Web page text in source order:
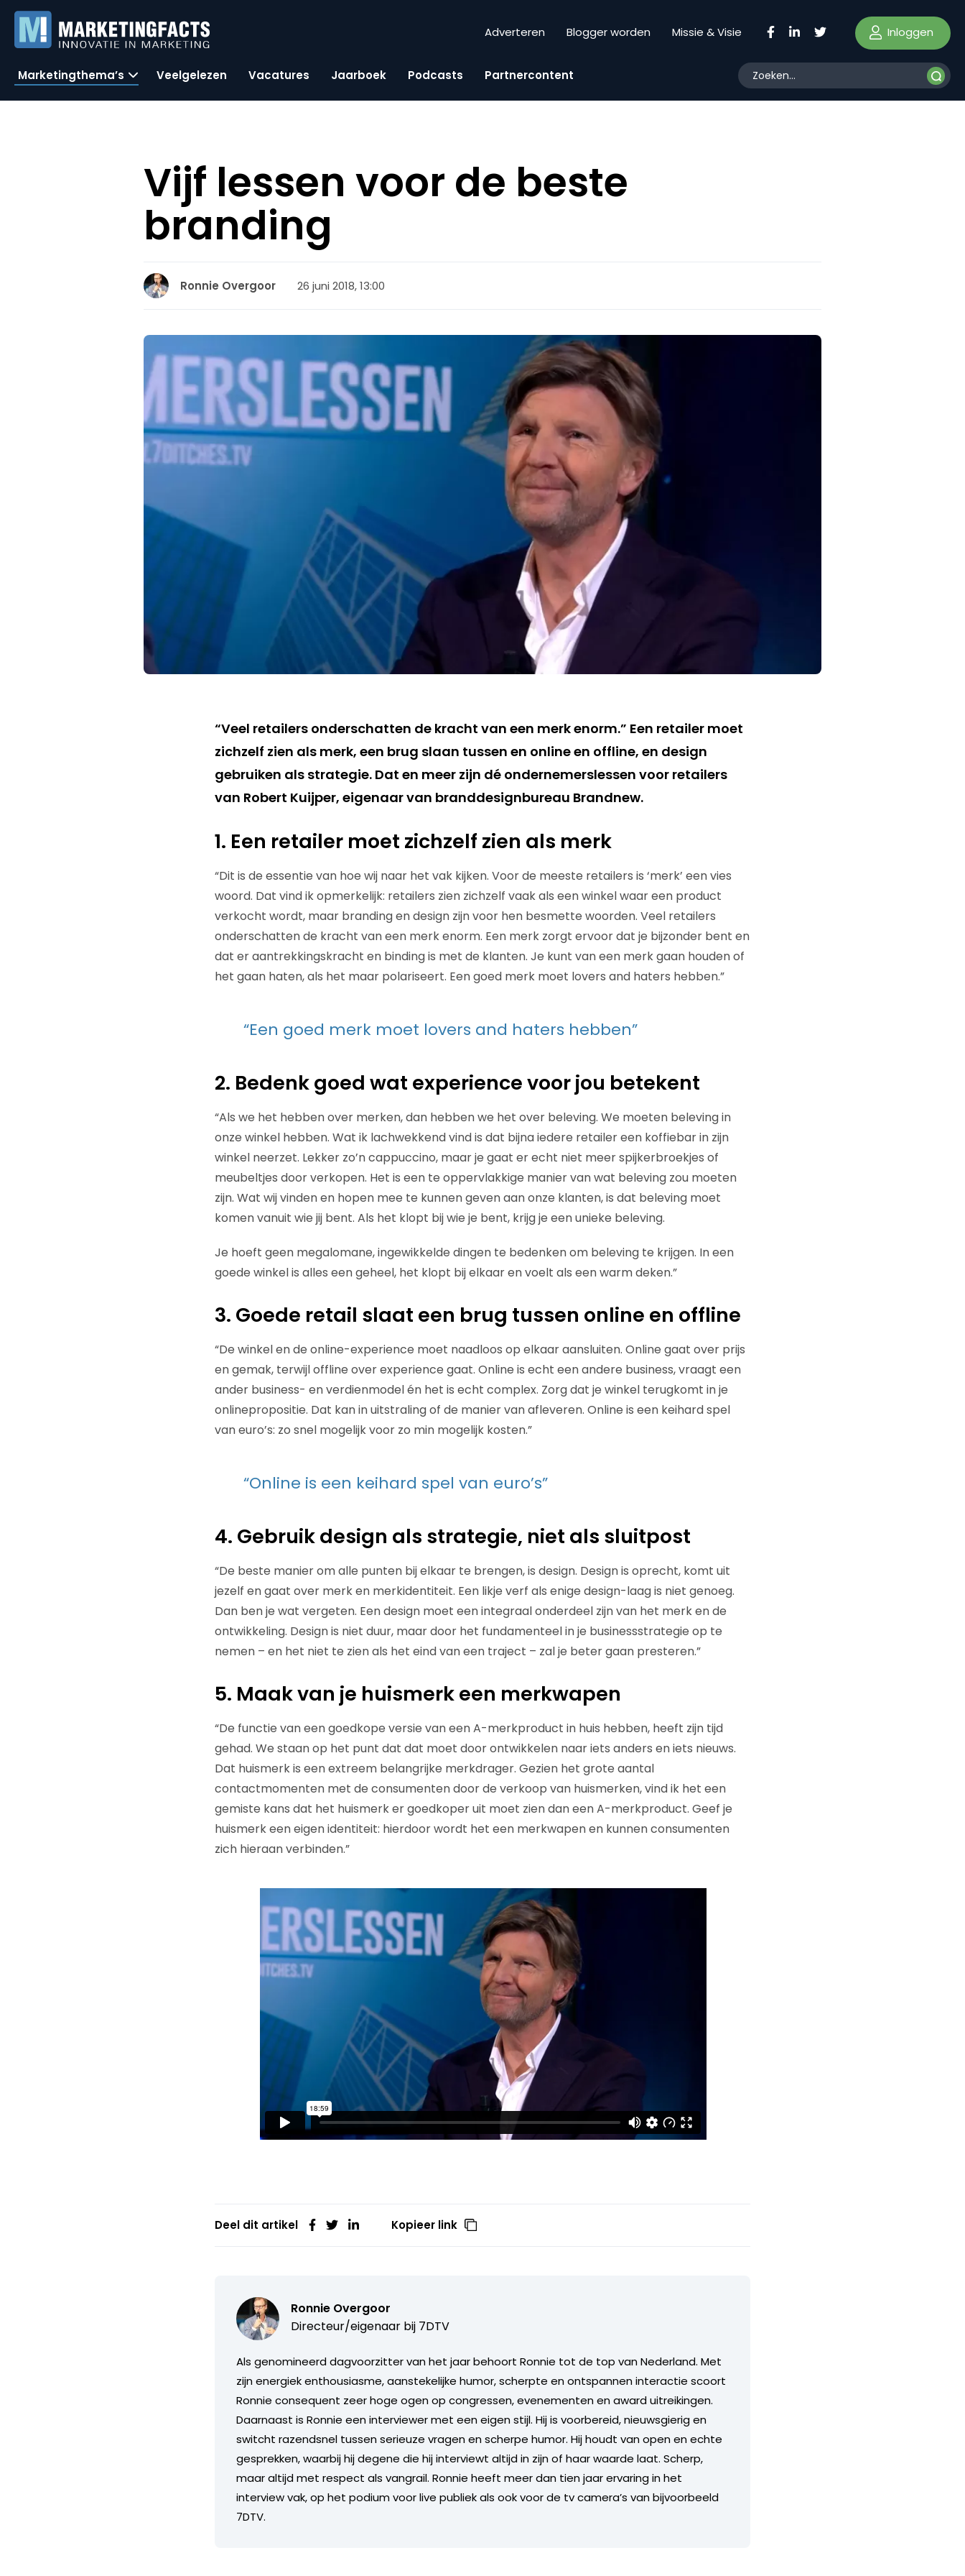
Adverteren Blogger worden Missie & Visie Inloggen
Marketingthema’s Veelgelezen Vacatures Jaarboek Podcasts Partnercontent
Vijf lessen voor de beste
branding
Ronnie Overgoor 26 juni 2018, 13:00
“Veel retailers onderschatten de kracht van een merk enorm.” Een retailer moet
zichzelf zien als merk, een brug slaan tussen en online en offline, en design
gebruiken als strategie. Dat en meer zijn dé ondernemerslessen voor retailers
van Robert Kuijper, eigenaar van branddesignbureau Brandnew.
1. Een retailer moet zichzelf zien als merk
“Dit is de essentie van hoe wij naar het vak kijken. Voor de meeste retailers is ‘merk’ een vies
woord. Dat vind ik opmerkelijk: retailers zien zichzelf vaak als een winkel waar een product
verkocht wordt, maar branding en design zijn voor hen besmette woorden. Veel retailers
onderschatten de kracht van een merk enorm. Een merk zorgt ervoor dat je bijzonder bent en
dat er aantrekkingskracht en binding is met de klanten. Je kunt van een merk gaan houden of
het gaan haten, als het maar polariseert. Een goed merk moet lovers and haters hebben.”
“Een goed merk moet lovers and haters hebben”
2. Bedenk goed wat experience voor jou betekent
“Als we het hebben over merken, dan hebben we het over beleving. We moeten beleving in
onze winkel hebben. Wat ik lachwekkend vind is dat bijna iedere retailer een koffiebar in zijn
winkel neerzet. Lekker zo’n cappuccino, maar je gaat er echt niet meer spijkerbroekjes of
meubeltjes door verkopen. Het is een te oppervlakkige manier van wat beleving zou moeten
zijn. Wat wij vinden en hopen mee te kunnen geven aan onze klanten, is dat beleving moet
komen vanuit wie jij bent. Als het klopt bij wie je bent, krijg je een unieke beleving.
Je hoeft geen megalomane, ingewikkelde dingen te bedenken om beleving te krijgen. In een
goede winkel is alles een geheel, het klopt bij elkaar en voelt als een warm deken.”
3. Goede retail slaat een brug tussen online en offline
“De winkel en de online-experience moet naadloos op elkaar aansluiten. Online gaat over prijs
en gemak, terwijl offline over experience gaat. Online is echt een andere business, vraagt een
ander business- en verdienmodel én het is echt complex. Zorg dat je winkel terugkomt in je
onlinepropositie. Dat kan in uitstraling of de manier van afleveren. Online is een keihard spel
van euro’s: zo snel mogelijk voor zo min mogelijk kosten.”
“Online is een keihard spel van euro’s”
4. Gebruik design als strategie, niet als sluitpost
“De beste manier om alle punten bij elkaar te brengen, is design. Design is oprecht, komt uit
jezelf en gaat over merk en merkidentiteit. Een likje verf als enige design-laag is niet genoeg.
Dan ben je wat vergeten. Een design moet een integraal onderdeel zijn van het merk en de
ontwikkeling. Design is niet duur, maar door het fundamenteel in je businessstrategie op te
nemen – en het niet te zien als het eind van een traject – zal je beter gaan presteren.”
5. Maak van je huismerk een merkwapen
“De functie van een goedkope versie van een A-merkproduct in huis hebben, heeft zijn tijd
gehad. We staan op het punt dat dat moet door ontwikkelen naar iets anders en iets nieuws.
Dat huismerk is een extreem belangrijke merkdrager. Gezien het grote aantal
contactmomenten met de consumenten door de verkoop van huismerken, vind ik het een
gemiste kans dat het huismerk er goedkoper uit moet zien dan een A-merkproduct. Geef je
huismerk een eigen identiteit: hierdoor wordt het een merkwapen en kunnen consumenten
zich hieraan verbinden.”
Deel dit artikel Kopieer link
Ronnie Overgoor
Directeur/eigenaar bij 7DTV
Als genomineerd dagvoorzitter van het jaar behoort Ronnie tot de top van Nederland. Met
zijn energiek enthousiasme, aanstekelijke humor, scherpte en ontspannen interactie scoort
Ronnie consequent zeer hoge ogen op congressen, evenementen en award uitreikingen.
Daarnaast is Ronnie een interviewer met een eigen stijl. Hij is voorbereid, nieuwsgierig en
switcht razendsnel tussen serieuze vragen en scherpe humor. Hij houdt van open en echte
gesprekken, waarbij hij degene die hij interviewt altijd in zijn of haar waarde laat. Scherp,
maar altijd met respect als vangrail. Ronnie heeft meer dan tien jaar ervaring in het
interview vak, op het podium voor live publiek als ook voor de tv camera’s van bijvoorbeeld
7DTV.